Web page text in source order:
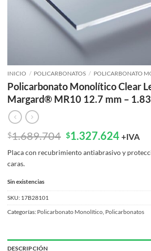
INICIO / POLICARBONATOS / POLICARBONATO
Policarbonato Monolítico Clear
Margard® MR10 12.7 mm –
$1.689.704 El
original
$1.327.624El
actual
+IVA
Placa con recubrimiento antiabrasivo y
caras.
Sin existencias
SKU: 17B28101
Categorías: Policarbonato Monolítico Policarbonatos
DESCRIPCIÓN